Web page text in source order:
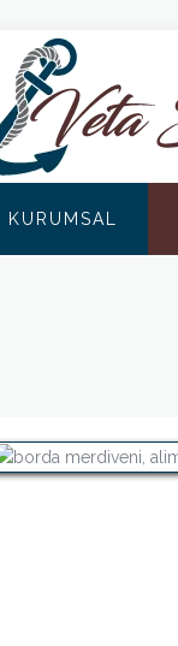
KURUMSAL